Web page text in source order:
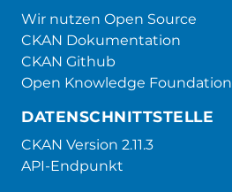
Wir nutzen Open Source
CKAN Dokumentation
CKAN Github
Open Knowledge Foundation
DATENSCHNITTSTELLE
CKAN Version 2.11.3
API-Endpunkt